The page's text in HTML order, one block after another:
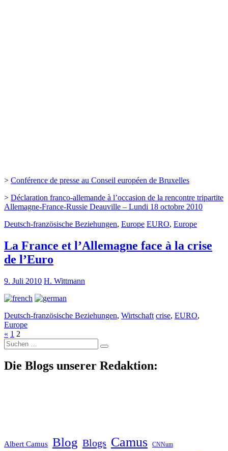
> Conférence de presse au Conseil européen de Bruxelles
> Déclaration franco-allemande à l’occasion de la rencontre tripartite
Allemagne-France-Russie Deauville – Lundi 18 octobre 2010
Deutsch-französische Beziehungen, Europe EURO, Europe
La France et l’Allemagne face à la crise
de l’Euro
9. Juli 2010 H. Wittmann
Deutsch-französische Beziehungen, Wirtschaft crise, EURO,
Europe
« 1 2
Suche
nach:
Die Blogs unserer Redaktion:
Albert Camus Blog Blogs Camus CNNum